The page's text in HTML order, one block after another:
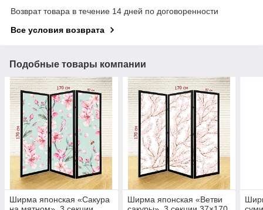
Возврат товара в течение 14 дней по договоренности
Все условия возврата
Подобные товары компании
Ширма японская «Сакура
Ширма японская «Ветви